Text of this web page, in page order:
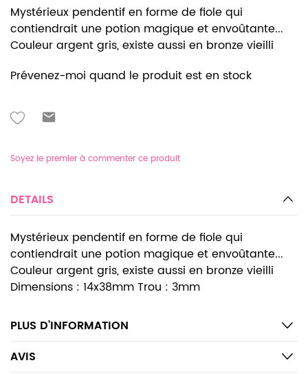
Mystérieux pendentif en forme de fiole qui
contiendrait une potion magique et envoûtante...
Couleur argent gris, existe aussi en bronze vieilli
Prévenez-moi quand le produit est en stock
Soyez le premier à commenter ce produit
DETAILS
Mystérieux pendentif en forme de fiole qui
contiendrait une potion magique et envoûtante...
Couleur argent gris, existe aussi en bronze vieilli
Dimensions : 14x38mm Trou : 3mm
PLUS D’INFORMATION
AVIS